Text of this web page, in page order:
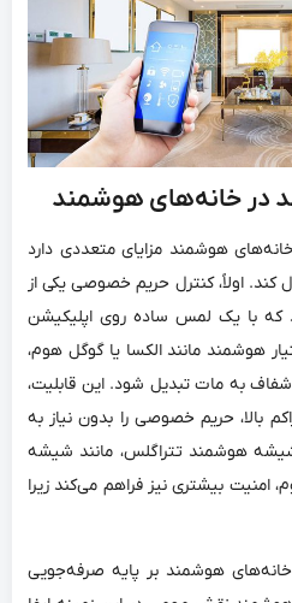
در خانه‌های هوشمند
هوشمند مزایای متعددی دارد
کند. اولاً، کنترل حریم خصوصی یکی از
که با یک لمس ساده روی اپلیکیشن
هوشمند مانند الکسا یا گوگل هوم،
به مات تبدیل شود. این قابلیت،
بالا، حریم خصوصی را بدون نیاز به
هوشمند تتراگلس، مانند شیشه
امنیت بیشتری نیز فراهم می‌کند زیرا
هوشمند بر پایه صرفه‌جویی